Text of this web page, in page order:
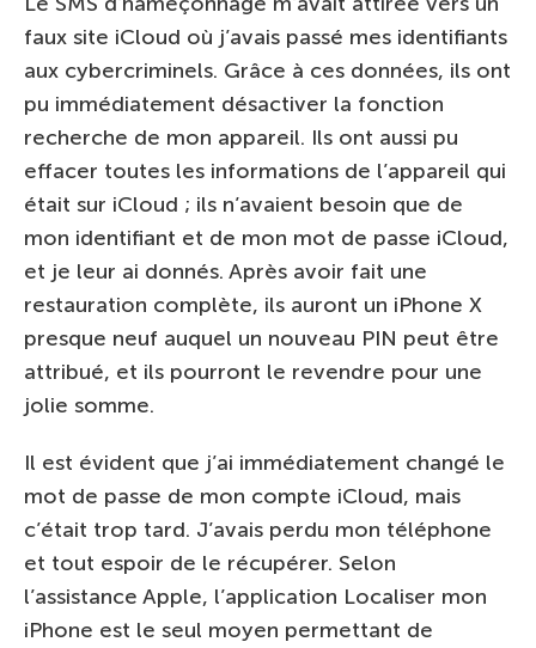
faux site iCloud où j’avais passé mes identifiants
aux cybercriminels. Grâce à ces données, ils ont
pu immédiatement désactiver la fonction
recherche de mon appareil. Ils ont aussi pu
effacer toutes les informations de l’appareil qui
était sur iCloud ; ils n’avaient besoin que de
mon identifiant et de mon mot de passe iCloud,
et je leur ai donnés. Après avoir fait une
restauration complète, ils auront un iPhone X
presque neuf auquel un nouveau PIN peut être
attribué, et ils pourront le revendre pour une
jolie somme.
Il est évident que j’ai immédiatement changé le
mot de passe de mon compte iCloud, mais
c’était trop tard. J’avais perdu mon téléphone
et tout espoir de le récupérer. Selon
l’assistance Apple, l’application Localiser mon
iPhone est le seul moyen permettant de